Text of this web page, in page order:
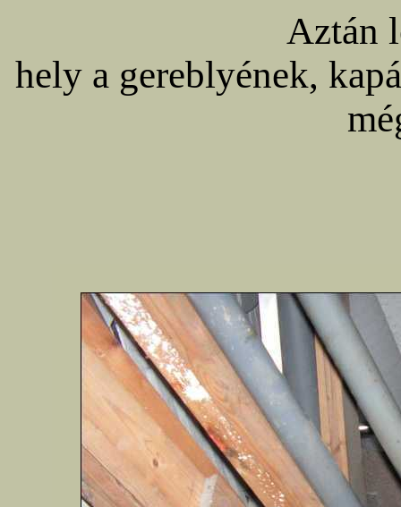
Aztán
hely a gereblyének,